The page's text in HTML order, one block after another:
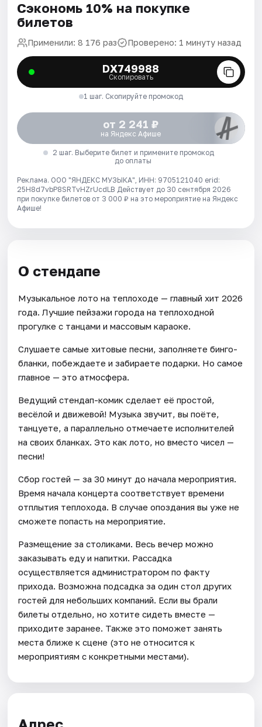
Сэкономь 10% на покупке
билетов
Применили: 8 176 раз Проверено: 1 минуту назад
DX749988
Скопировать
1 шаг. Скопируйте промокод
от 2 241 ₽
на Яндекс Афише
2 шаг. Выберите билет и примените промокод
до оплаты
Реклама. ООО "ЯНДЕКС МУЗЫКА", ИНН: 9705121040 erid:
25H8d7vbP8SRTvHZrUcdLB Действует до 30 сентября 2026
при покупке билетов от 3 000 ₽ на это мероприятие на Яндекс
Афише!
О стендапе
Музыкальное лото на теплоходе — главный хит 2026
года. Лучшие пейзажи города на теплоходной
прогулке с танцами и массовым караоке.
Слушаете самые хитовые песни, заполняете бинго-
бланки, побеждаете и забираете подарки. Но самое
главное — это атмосфера.
Ведущий стендап-комик сделает её простой,
весёлой и движевой! Музыка звучит, вы поёте,
танцуете, а параллельно отмечаете исполнителей
на своих бланках. Это как лото, но вместо чисел —
песни!
Сбор гостей — за 30 минут до начала мероприятия.
Время начала концерта соответствует времени
отплытия теплохода. В случае опоздания вы уже не
сможете попасть на мероприятие.
Размещение за столиками. Весь вечер можно
заказывать еду и напитки. Рассадка
осуществляется администратором по факту
прихода. Возможна подсадка за один стол других
гостей для небольших компаний. Если вы брали
билеты отдельно, но хотите сидеть вместе —
приходите заранее. Также это поможет занять
места ближе к сцене (это не относится к
мероприятиям с конкретными местами).
Адрес